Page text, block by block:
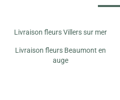
Livraison fleurs Villers sur mer
Livraison fleurs Beaumont en
auge